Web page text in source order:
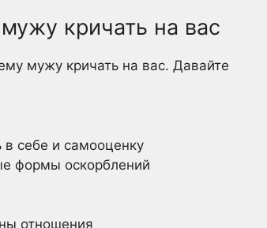
кричать на вас
мужу кричать на вас. Давайте
в себе и самооценку
формы оскорблений
отношения